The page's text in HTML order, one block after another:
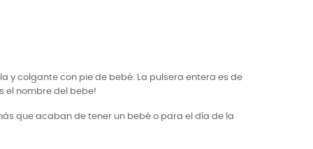
y colgante con pie de bebé. La pulsera entera es de
el nombre del bebe!
que acaban de tener un bebé o para el día de la